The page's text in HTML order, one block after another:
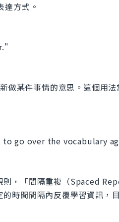
方式。
某件事情的意思。這個用
go over the vocabulary
則，「間隔重複（Spaced
時間間隔內反覆學習資訊，